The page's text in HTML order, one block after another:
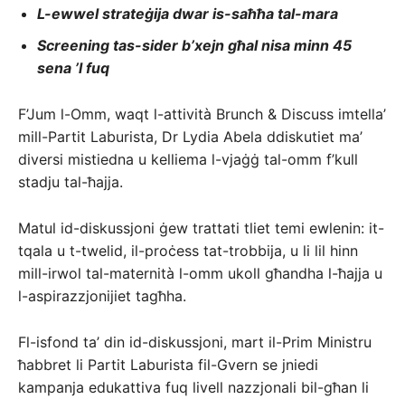
L-ewwel strateġija dwar is-saħħa tal-mara
Screening tas-sider b’xejn għal nisa minn 45
sena ’l fuq
F’Jum l-Omm, waqt l-attività Brunch & Discuss imtella’
mill-Partit Laburista, Dr Lydia Abela ddiskutiet ma’
diversi mistiedna u kelliema l-vjaġġ tal-omm f’kull
stadju tal-ħajja.
Matul id-diskussjoni ġew trattati tliet temi ewlenin: it-
tqala u t-twelid, il-proċess tat-trobbija, u li lil hinn
mill-irwol tal-maternità l-omm ukoll għandha l-ħajja u
l-aspirazzjonijiet tagħha.
Fl-isfond ta’ din id-diskussjoni, mart il-Prim Ministru
ħabbret li Partit Laburista fil-Gvern se jniedi
kampanja edukattiva fuq livell nazzjonali bil-għan li